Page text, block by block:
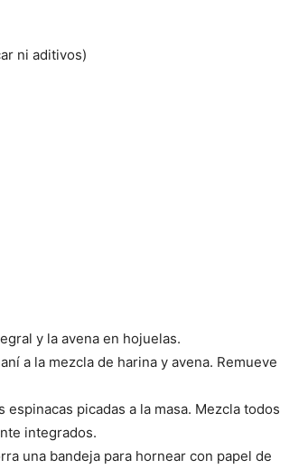
ni aditivos)
y la avena en hojuelas.
a la mezcla de harina y avena. Remueve
picadas a la masa. Mezcla todos
integrados.
una bandeja para hornear con papel de